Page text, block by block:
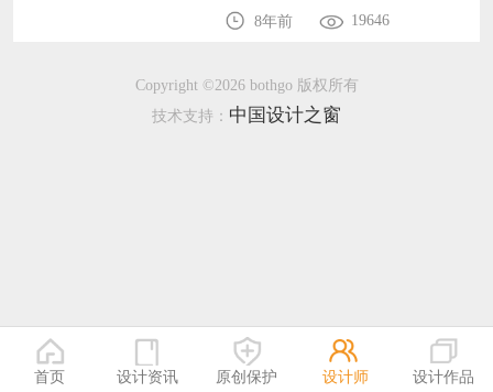
8年前 19646
Copyright ©2026 bothgo 版权所有
技术支持： 中国设计之窗
首页 设计资讯 原创保护 设计师 设计作品